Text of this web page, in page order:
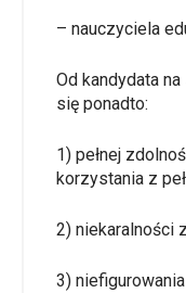
– nauczyciela
Od kandydata
się ponadto:
1) pełnej
korzystania z
2) niekaralności
3)